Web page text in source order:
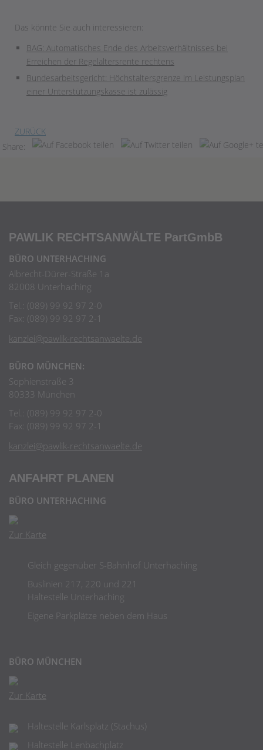
Das könnte Sie auch interessieren:
BAG: Automatisches Ende des Arbeitsverhältnisses bei
Erreichen der Regelaltersrente rechtens
Bundesarbeitsgericht: Höchstaltersgrenze im Leistungsplan
einer Unterstützungskasse ist zulässig
ZURÜCK
Share:
PAWLIK RECHTSANWÄLTE PartGmbB
BÜRO UNTERHACHING
Albrecht-Dürer-Straße 1a
82008 Unterhaching
Tel.: (089) 99 92 97 2-0
Fax: (089) 99 92 97 2-1
kanzlei@pawlik-rechtsanwaelte.de
BÜRO MÜNCHEN:
Sophienstraße 3
80333 München
Tel.: (089) 99 92 97 2-0
Fax: (089) 99 92 97 2-1
kanzlei@pawlik-rechtsanwaelte.de
ANFAHRT PLANEN
BÜRO UNTERHACHING
Zur Karte
Gleich gegenüber S-Bahnhof Unterhaching
Buslinien 217, 220 und 221
Haltestelle Unterhaching
Eigene Parkplätze neben dem Haus
BÜRO MÜNCHEN
Zur Karte
Haltestelle Karlsplatz (Stachus)
Haltestelle Lenbachplatz